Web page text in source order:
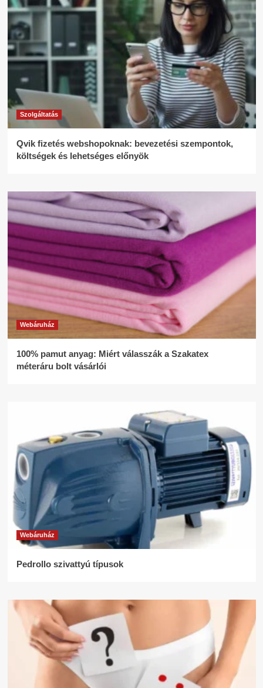
Szolgáltatás
Qvik fizetés webshopoknak: bevezetési szempontok,
költségek és lehetséges előnyök
Webáruház
100% pamut anyag: Miért válasszák a Szakatex
méteráru bolt vásárlói
Webáruház
Pedrollo szivattyú típusok